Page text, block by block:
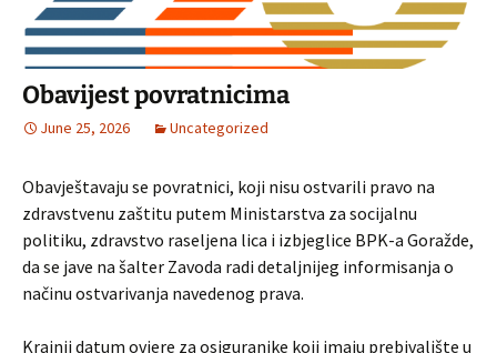
Obavijest povratnicima
June 25, 2026 Uncategorized
Obavještavaju se povratnici, koji nisu ostvarili pravo na
zdravstvenu zaštitu putem Ministarstva za socijalnu
politiku, zdravstvo raseljena lica i izbjeglice BPK-a Goražde,
da se jave na šalter Zavoda radi detaljnijeg informisanja o
načinu ostvarivanja navedenog prava.
Krajnji datum ovjere za osiguranike koji imaju prebivalište u